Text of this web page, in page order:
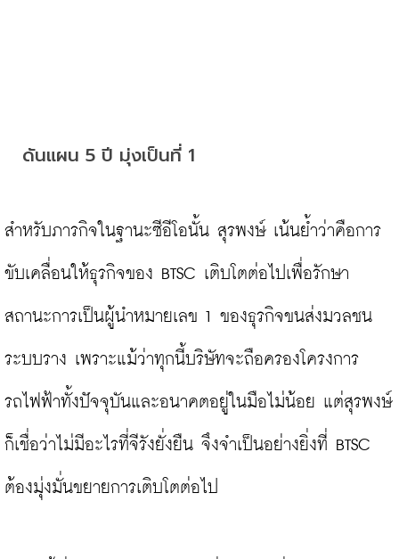
ดันแผน 5 ปี มุ่งเป็นที่ 1
สำหรับภารกิจในฐานะซีอีโอนั้น สุรพงษ์ เน้นย้ำว่าคือการ
ขับเคลื่อนให้ธุรกิจของ BTSC เติบโตต่อไปเพื่อรักษา
สถานะการเป็นผู้นำหมายเลข 1 ของธุรกิจขนส่งมวลชน
ระบบราง เพราะแม้ว่าทุกนี้บริษัทจะถือครองโครงการ
รถไฟฟ้าทั้งปัจจุบันและอนาคตอยู่ในมือไม่น้อย แต่สุรพงษ์
ก็เชื่อว่าไม่มีอะไรที่จีรังยั่งยืน จึงจำเป็นอย่างยิ่งที่ BTSC
ต้องมุ่งมั่นขยายการเติบโตต่อไป